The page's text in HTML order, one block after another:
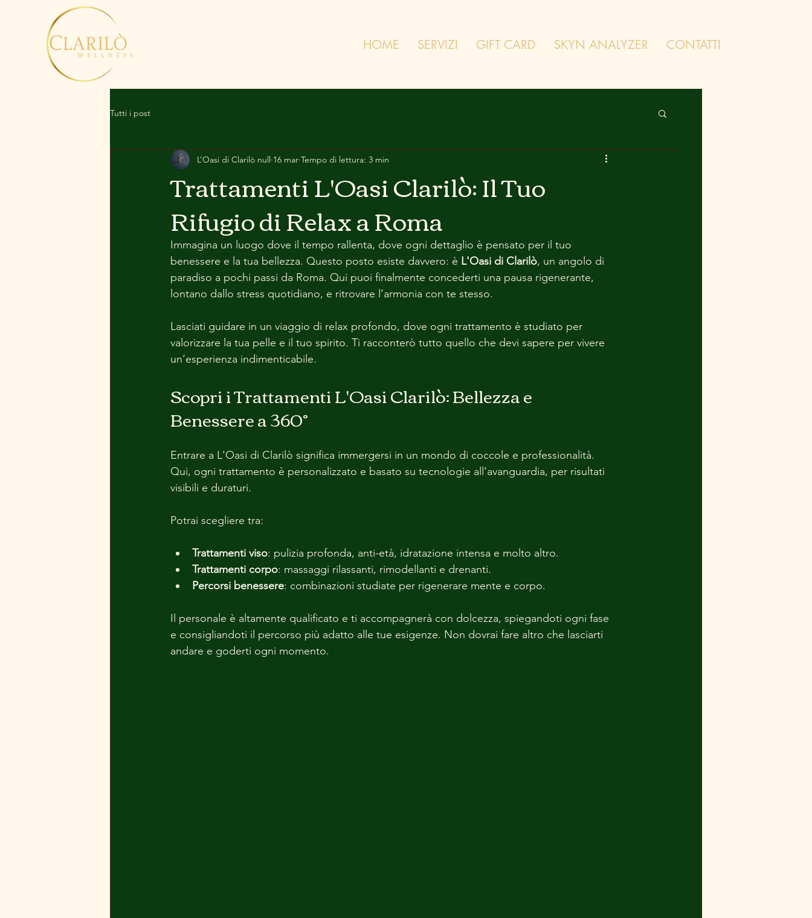
HOME SERVIZI GIFT CARD SKYN ANALYZER CONTATTI
Tutti i post
Trattamenti L'Oasi Clarilò: Il Tuo
Rifugio di Relax a Roma
L’Oasi di Clarilò null 16 mar Tempo di lettura: 3 min
Immagina un luogo dove il tempo rallenta, dove ogni dettaglio è pensato per il tuo
benessere e la tua bellezza. Questo posto esiste davvero: è L'Oasi di Clarilò, un angolo di
paradiso a pochi passi da Roma. Qui puoi finalmente concederti una pausa rigenerante,
lontano dallo stress quotidiano, e ritrovare l’armonia con te stesso.
Lasciati guidare in un viaggio di relax profondo, dove ogni trattamento è studiato per
valorizzare la tua pelle e il tuo spirito. Ti racconterò tutto quello che devi sapere per vivere
un’esperienza indimenticabile.
Scopri i Trattamenti L'Oasi Clarilò: Bellezza e
Benessere a 360°
Entrare a L'Oasi di Clarilò significa immergersi in un mondo di coccole e professionalità.
Qui, ogni trattamento è personalizzato e basato su tecnologie all’avanguardia, per risultati
visibili e duraturi.
Potrai scegliere tra:
Trattamenti viso: pulizia profonda, anti-età, idratazione intensa e molto altro.
Trattamenti corpo: massaggi rilassanti, rimodellanti e drenanti.
Percorsi benessere: combinazioni studiate per rigenerare mente e corpo.
Il personale è altamente qualificato e ti accompagnerà con dolcezza, spiegandoti ogni fase
e consigliandoti il percorso più adatto alle tue esigenze. Non dovrai fare altro che lasciarti
andare e goderti ogni momento.